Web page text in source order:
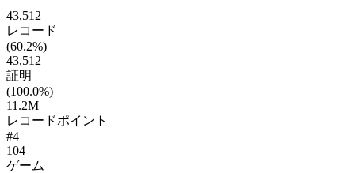
43,512
レコード
(60.2%)
43,512
証明
(100.0%)
11.2M
レコードポイント
#4
104
ゲーム